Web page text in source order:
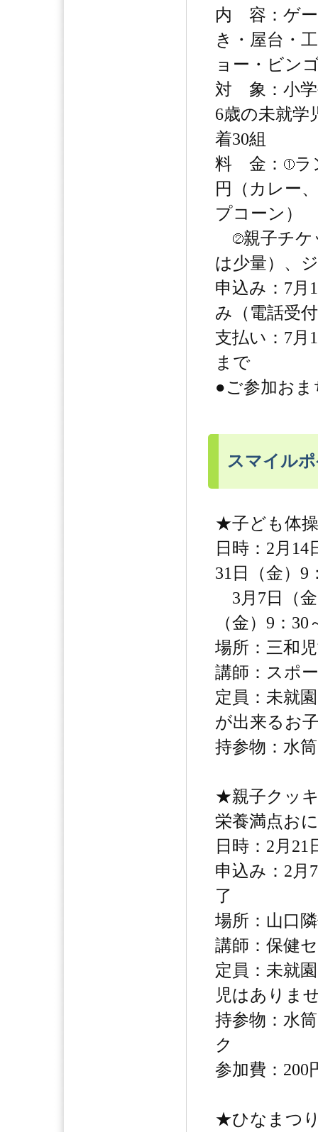
内 容：ゲ
き・屋台・
ョー・ビン
対 象：小学
6歳の未就学
着30組
料 金：
ラ
円（カレー
プコーン）
親子チケ
は少量）、
申込み：7月
み（電話受
支払い：7月
まで
●ご参加お
スマイル
★子ども体
日時：2月
31日（金）9
3月7日（
（金）9：30
場所：三和
講師：スポ
定員：未就
が出来るお
持参物：水
★親子クッ
栄養満点お
日時：2月21
申込み：2
了
場所：山口
講師：保健
定員：未就
児はありま
持参物：水
ク
参加費：200
★ひなまつ